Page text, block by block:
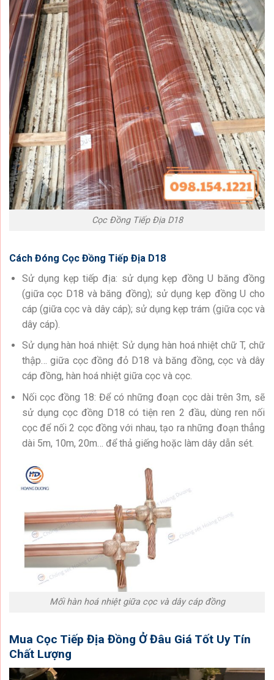
Cọc Đồng Tiếp Địa D18
Cách Đóng Cọc Đồng Tiếp Địa D18
Sử dụng kẹp tiếp địa: sử dụng kẹp đồng U băng đồng
(giữa cọc D18 và băng đồng); sử dụng kẹp đồng U cho
cáp (giữa cọc và dây cáp); sử dụng kẹp trám (giữa cọc và
dây cáp).
Sử dụng hàn hoá nhiệt: Sử dụng hàn hoá nhiệt chữ T, chữ
thập… giữa cọc đồng đỏ D18 và băng đồng, cọc và dây
cáp đồng, hàn hoá nhiệt giữa cọc và cọc.
Nối cọc đồng 18: Để có những đoạn cọc dài trên 3m, sẽ
sử dụng cọc đồng D18 có tiện ren 2 đầu, dùng ren nối
cọc để nối 2 cọc đồng với nhau, tạo ra những đoạn thẳng
dài 5m, 10m, 20m… để thả giếng hoặc làm dây dẫn sét.
Mối hàn hoá nhiệt giữa cọc và dây cáp đồng
Mua Cọc Tiếp Địa Đồng Ở Đâu Giá Tốt Uy Tín
Chất Lượng